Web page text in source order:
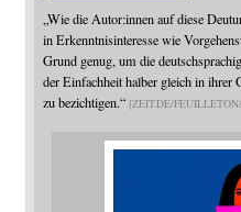
„Wie die Autor:innen auf diese
in Erkenntnisinteresse wie
Grund genug, um die
der Einfachheit halber gleich in ihrer
zu bezichtigen.“ ZEIT.DE/